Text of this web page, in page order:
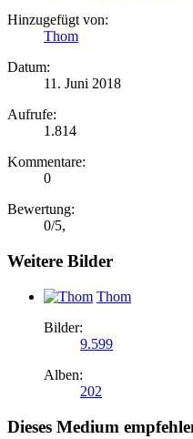
Hinzugefügt von:
Thom
Datum:
11. Juni 2018
Aufrufe:
1.814
Kommentare:
0
Bewertung:
0/5,
Weitere Bilder
Thom
Bilder:
9.599
Alben:
202
Dieses Medium